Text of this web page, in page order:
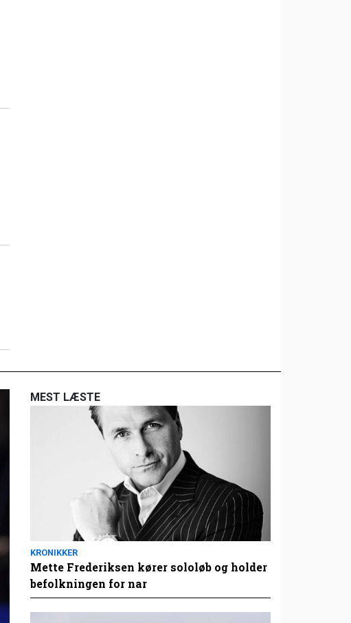
MEST LÆSTE
KRONIKKER
Mette Frederiksen kører sololøb og holder
befolkningen for nar